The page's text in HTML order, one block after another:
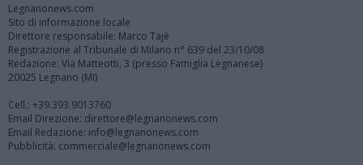
Legnanonews.com
Sito di informazione locale
Direttore responsabile: Marco Tajè
Registrazione al Tribunale di Milano n° 639 del 23/10/08
Redazione: Via Matteotti, 3 (presso Famiglia Legnanese)
20025 Legnano (MI)
Cell.: +39.393.9013760
Email Direzione: direttore@legnanonews.com
Email Redazione: info@legnanonews.com
Pubblicità: commerciale@legnanonews.com